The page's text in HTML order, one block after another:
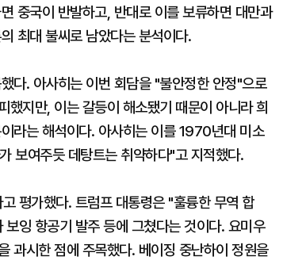
중국이 반발하고, 반대로 이를 보류하면 대만과
최대 불씨로 남았다는 분석이다.
다. 아사히는 이번 회담을 "불안정한 안정"으로
지만, 이는 갈등이 해소됐기 때문이 아니라 희
라는 해석이다. 아사히는 이를 1970년대 미소
보여주듯 데탕트는 취약하다"고 지적했다.
평가했다. 트럼프 대통령은 "훌륭한 무역 합
잉 항공기 발주 등에 그쳤다는 것이다. 요미우
과시한 점에 주목했다. 베이징 중난하이 정원을